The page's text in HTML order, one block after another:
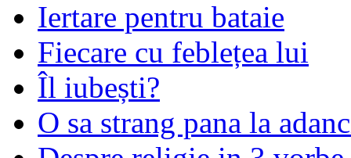
Iertare pentru bataie
Fiecare cu feblețea lui
Îl iubești?
O sa strang pana la